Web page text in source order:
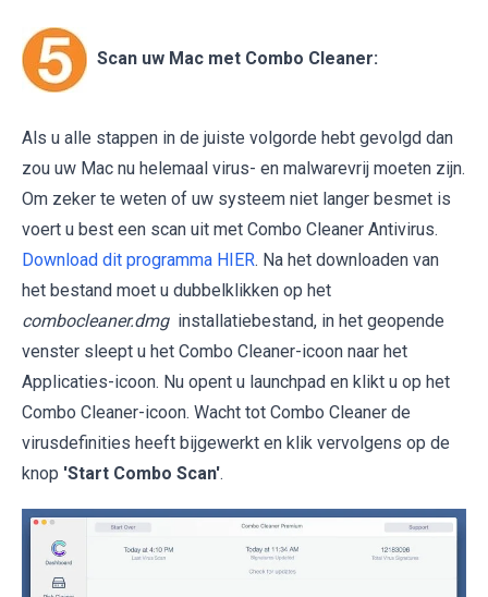
Scan uw Mac met Combo Cleaner:
Als u alle stappen in de juiste volgorde hebt gevolgd dan
zou uw Mac nu helemaal virus- en malwarevrij moeten zijn.
Om zeker te weten of uw systeem niet langer besmet is
voert u best een scan uit met Combo Cleaner Antivirus.
Download dit programma HIER. Na het downloaden van
het bestand moet u dubbelklikken op het
combocleaner.dmg installatiebestand, in het geopende
venster sleept u het Combo Cleaner-icoon naar het
Applicaties-icoon. Nu opent u launchpad en klikt u op het
Combo Cleaner-icoon. Wacht tot Combo Cleaner de
virusdefinities heeft bijgewerkt en klik vervolgens op de
knop 'Start Combo Scan'.